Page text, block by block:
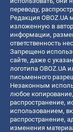
переводу,
Редакция OBOZ.UA
изложенную в
информации,
ответственность
Запрещено
сайте, даже с
логотипа OBOZ.UA
письменного
Незаконным
любое
распространение,
использованием,
распространение,
изменения